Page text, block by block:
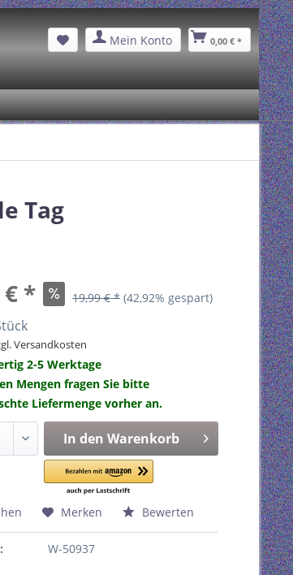
Mein Konto 0,00 € *
Tag
€ *
19,99 € * (42,92% gespart)
Versandkosten
2-5 Werktage
Mengen fragen Sie bitte
Liefermenge vorher an.
In den Warenkorb
Merken Bewerten
W-50937